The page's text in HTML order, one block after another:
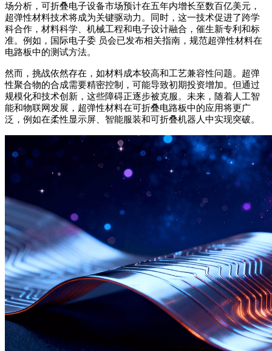
场分析，可折叠电子设备市场预计在五年内增长至数百亿美元，
超弹性材料技术将成为关键驱动力。同时，这一技术促进了跨学
科合作，材料科学、机械工程和电子设计融合，催生新专利和标
准。例如，国际电子委 员会已发布相关指南，规范超弹性材料在
电路板中的测试方法。
然而，挑战依然存在，如材料成本较高和工艺兼容性问题。超弹
性聚合物的合成需要精密控制，可能导致初期投资增加。但通过
规模化和技术创新，这些障碍正逐步被克服。未来，随着人工智
能和物联网发展，超弹性材料在可折叠电路板中的应用将更广
泛，例如在柔性显示屏、智能服装和可折叠机器人中实现突破。